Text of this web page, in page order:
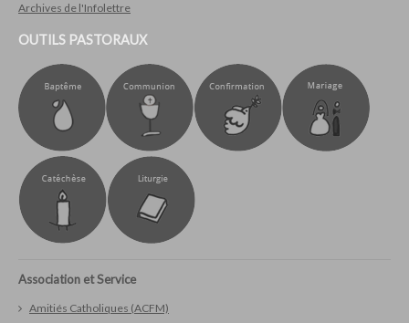
Archives de l'Infolettre
OUTILS PASTORAUX
Association et Service
Amitiés Catholiques (ACFM)